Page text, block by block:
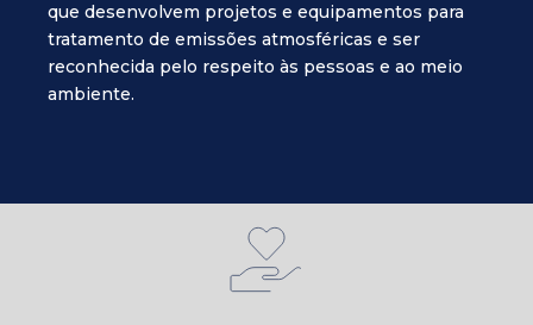
que desenvolvem projetos e equipamentos para
tratamento de emissões atmosféricas e ser
reconhecida pelo respeito às pessoas e ao meio
ambiente.